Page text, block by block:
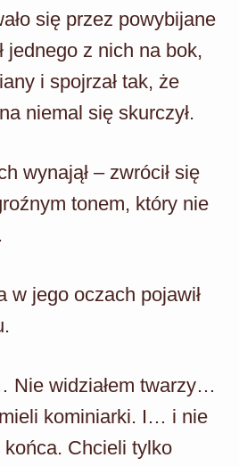
się przez powybijane
jednego z nich na bok,
i spojrzał tak, że
niemal się skurczył.
wynajął – zwrócił się
tonem, który nie
w jego oczach pojawił
Nie widziałem twarzy…
kominiarki. I… i nie
końca. Chcieli tylko